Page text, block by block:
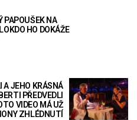
PAPOUŠEK NA
HO DOKÁŽE
A JEHO KRÁSNÁ
PŘEDVEDLI
VIDEO MÁ UŽ
ZHLÉDNUTÍ